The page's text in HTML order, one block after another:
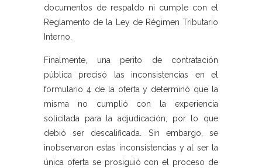
documentos de respaldo ni cumple con el
Reglamento de la Ley de Régimen Tributario
Interno.
Finalmente, una perito de contratación
pública precisó las inconsistencias en el
formulario 4 de la oferta y determinó que la
misma no cumplió con la experiencia
solicitada para la adjudicación, por lo que
debió ser descalificada. Sin embargo, se
inobservaron estas inconsistencias y al ser la
única oferta se prosiguió con el proceso de